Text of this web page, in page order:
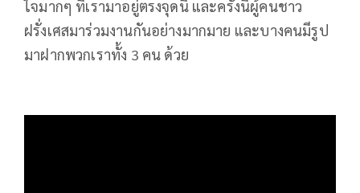
ใจมากๆ ที่เรามาอยู่ตรงจุดนี้ และครั้งนี้ผู้คนชาว
ฝรั่งเศสมาร่วมงานกันอย่างมากมาย และบางคนมีรูป
มาฝากพวกเราทั้ง 3 คน ด้วย